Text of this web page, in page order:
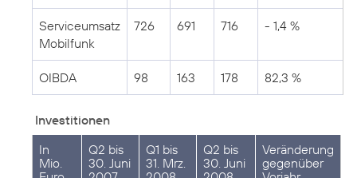
Serviceumsatz
Mobilfunk
726 691 716 - 1,4 %
OIBDA 98 163 178 82,3 %
Investitionen
In
Mio.
Q2 bis
30. Juni
Q1 bis
31. Mrz.
Q2 bis
30. Juni
Veränderung
gegenüber